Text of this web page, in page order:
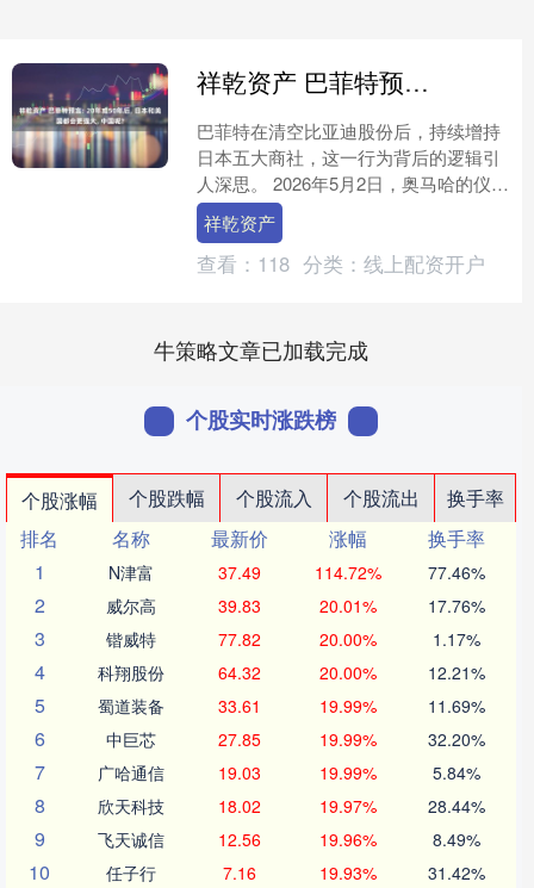
祥乾资产 巴菲特预言: 20年或50年后, 日本和美国都会更强大, 中国呢?
巴菲特在清空比亚迪股份后，持续增持
日本五大商社，这一行为背后的逻辑引
人深思。 2026年5月2日，奥马哈的仪式
宣告95岁的巴菲特正式退休，“后巴菲特
时代”来临。....
祥乾资产
查看： 118 分类： 线上配资开户
牛策略文章已加载完成
个股实时涨跌榜
个股涨幅 个股跌幅 个股流入 个股流出
换手率
排名
名称 最新价 涨幅
换手率
1
N津富 37.49 114.72% 77.46%
2 威尔高 39.83 20.01% 17.76%
3 锴威特 77.82 20.00% 1.17%
4 科翔股份 64.32 20.00% 12.21%
5 蜀道装备 33.61 19.99% 11.69%
6 中巨芯 27.85 19.99% 32.20%
7 广哈通信 19.03 19.99% 5.84%
8 欣天科技 18.02 19.97% 28.44%
9 飞天诚信 12.56 19.96% 8.49%
10 任子行 7.16 19.93% 31.42%